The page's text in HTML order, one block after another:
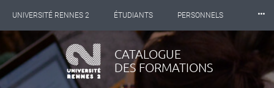
UNIVERSITÉ RENNES 2 ÉTUDIANTS PERSONNELS
INTERNATIONAL PROFESSIONNELS
LES NOUVELLES DE RENNES 2
⸱⸱⸱
CATALOGUE
DES FORMATIONS